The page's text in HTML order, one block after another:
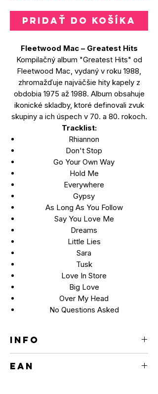
Pridať do košíka
Fleetwood Mac – Greatest Hits
Kompilačný album "Greatest Hits" od
Fleetwood Mac, vydaný v roku 1988,
zhromažďuje najväčšie hity kapely z
obdobia 1975 až 1988. Album obsahuje
ikonické skladby, ktoré definovali zvuk
skupiny a ich úspech v 70. a 80. rokoch.
Tracklist:
Rhiannon
Don't Stop
Go Your Own Way
Hold Me
Everywhere
Gypsy
As Long As You Follow
Say You Love Me
Dreams
Little Lies
Sara
Tusk
Love In Store
Big Love
Over My Head
No Questions Asked
INFO
EAN